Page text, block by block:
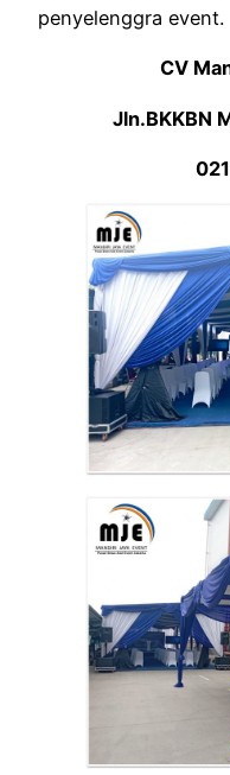
penyelenggra event.
CV
Jln.BKKBN